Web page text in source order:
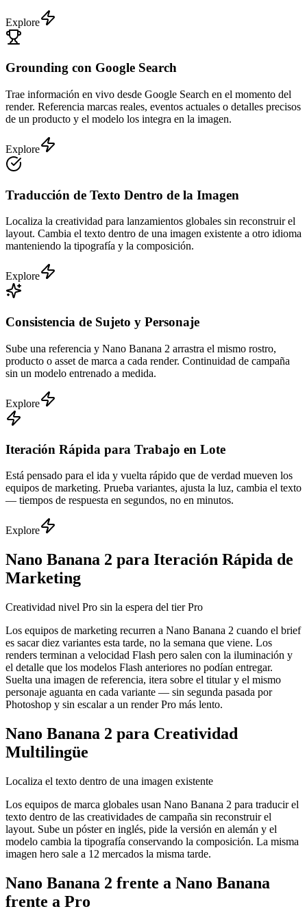
Explore
Grounding con Google Search
Trae información en vivo desde Google Search en el momento del
render. Referencia marcas reales, eventos actuales o detalles precisos
de un producto y el modelo los integra en la imagen.
Explore
Traducción de Texto Dentro de la Imagen
Localiza la creatividad para lanzamientos globales sin reconstruir el
layout. Cambia el texto dentro de una imagen existente a otro idioma
manteniendo la tipografía y la composición.
Explore
Consistencia de Sujeto y Personaje
Sube una referencia y Nano Banana 2 arrastra el mismo rostro,
producto o asset de marca a cada render. Continuidad de campaña
sin un modelo entrenado a medida.
Explore
Iteración Rápida para Trabajo en Lote
Está pensado para el ida y vuelta rápido que de verdad mueven los
equipos de marketing. Prueba variantes, ajusta la luz, cambia el texto
— tiempos de respuesta en segundos, no en minutos.
Explore
Nano Banana 2 para Iteración Rápida de
Marketing
Creatividad nivel Pro sin la espera del tier Pro
Los equipos de marketing recurren a Nano Banana 2 cuando el brief
es sacar diez variantes esta tarde, no la semana que viene. Los
renders terminan a velocidad Flash pero salen con la iluminación y
el detalle que los modelos Flash anteriores no podían entregar.
Suelta una imagen de referencia, itera sobre el titular y el mismo
personaje aguanta en cada variante — sin segunda pasada por
Photoshop y sin escalar a un render Pro más lento.
Nano Banana 2 para Creatividad
Multilingüe
Localiza el texto dentro de una imagen existente
Los equipos de marca globales usan Nano Banana 2 para traducir el
texto dentro de las creatividades de campaña sin reconstruir el
layout. Sube un póster en inglés, pide la versión en alemán y el
modelo cambia la tipografía conservando la composición. La misma
imagen hero sale a 12 mercados la misma tarde.
Nano Banana 2 frente a Nano Banana
frente a Pro